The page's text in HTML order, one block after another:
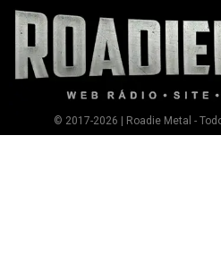
© 2017-2026 | Roadie Metal -